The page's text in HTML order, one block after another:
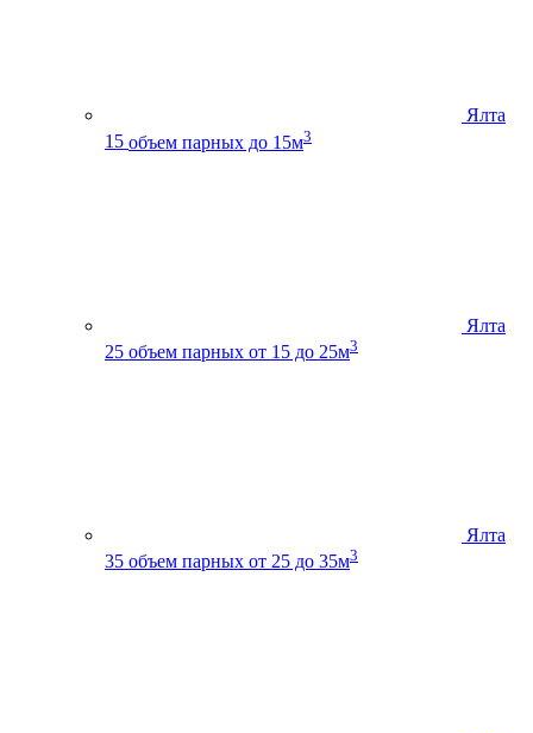
Ялта
15 объем парных до 15м3
Ялта
25 объем парных от 15 до 25м3
Ялта
35 объем парных от 25 до 35м3